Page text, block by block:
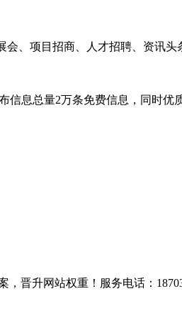
、项目招商、人才招聘、资讯
息总量2万条免费信息，同时
升网站权重！服务电话：